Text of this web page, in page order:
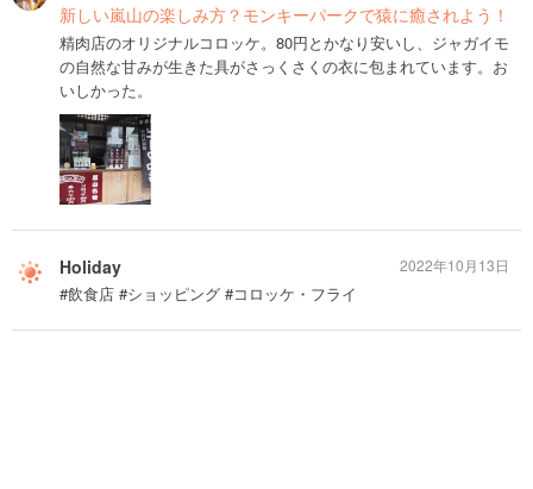
新しい嵐山の楽しみ方？モンキーパークで猿に癒されよう！
精肉店のオリジナルコロッケ。80円とかなり安いし、ジャガイモ
の自然な甘みが生きた具がさっくさくの衣に包まれています。お
いしかった。
Holiday
#飲食店 #ショッピング #コロッケ・フライ
2022年10月13日